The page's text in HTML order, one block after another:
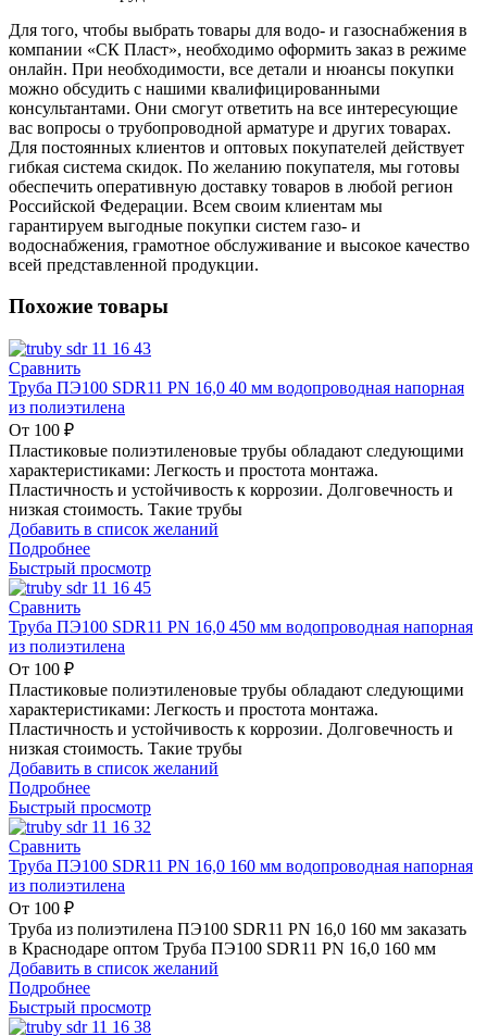
Для того, чтобы выбрать товары для водо- и газоснабжения в
компании «СК Пласт», необходимо оформить заказ в режиме
онлайн. При необходимости, все детали и нюансы покупки
можно обсудить с нашими квалифицированными
консультантами. Они смогут ответить на все интересующие
вас вопросы о трубопроводной арматуре и других товарах.
Для постоянных клиентов и оптовых покупателей действует
гибкая система скидок. По желанию покупателя, мы готовы
обеспечить оперативную доставку товаров в любой регион
Российской Федерации. Всем своим клиентам мы
гарантируем выгодные покупки систем газо- и
водоснабжения, грамотное обслуживание и высокое качество
всей представленной продукции.
Похожие товары
Сравнить
Труба ПЭ100 SDR11 PN 16,0 40 мм водопроводная напорная
из полиэтилена
От 100 ₽
Пластиковые полиэтиленовые трубы обладают следующими
характеристиками: Легкость и простота монтажа.
Пластичность и устойчивость к коррозии. Долговечность и
низкая стоимость. Такие трубы
Добавить в список желаний
Подробнее
Быстрый просмотр
Сравнить
Труба ПЭ100 SDR11 PN 16,0 450 мм водопроводная напорная
из полиэтилена
От 100 ₽
Пластиковые полиэтиленовые трубы обладают следующими
характеристиками: Легкость и простота монтажа.
Пластичность и устойчивость к коррозии. Долговечность и
низкая стоимость. Такие трубы
Добавить в список желаний
Подробнее
Быстрый просмотр
Сравнить
Труба ПЭ100 SDR11 PN 16,0 160 мм водопроводная напорная
из полиэтилена
От 100 ₽
Труба из полиэтилена ПЭ100 SDR11 PN 16,0 160 мм заказать
в Краснодаре оптом Труба ПЭ100 SDR11 PN 16,0 160 мм
Добавить в список желаний
Подробнее
Быстрый просмотр